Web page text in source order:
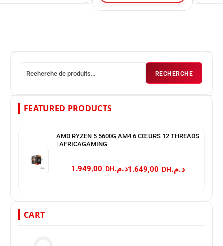
RECHERCHE
FEATURED PRODUCTS
AMD RYZEN 5 5600G AM4 6 CŒURS 12 THREADS
| AFRICAGAMING
د.م. 1.949,00 د.م.
CART